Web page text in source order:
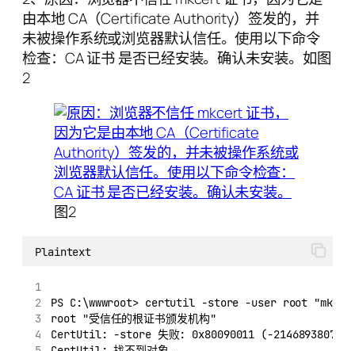
由本地 CA（Certificate Authority）签发的，并
未被操作系统或浏览器默认信任。使用以下命令
检查：CA 证书 是否已经安装。确认未安装。如图
2
图2
Plaintext
PS C:\wwwroot> certutil -store -user root "mkcert
root "受信任的根证书颁发机构"
CertUtil: -store 失败: 0x80090011 (-2146893807